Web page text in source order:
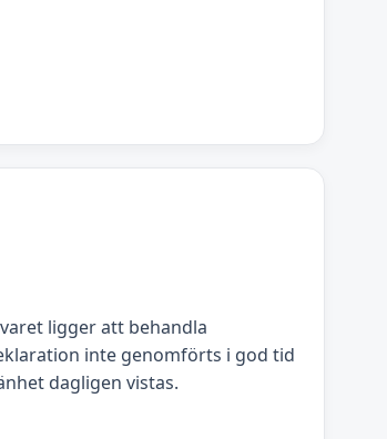
ligger att behandla
inte genomförts i god tid
dagligen vistas.